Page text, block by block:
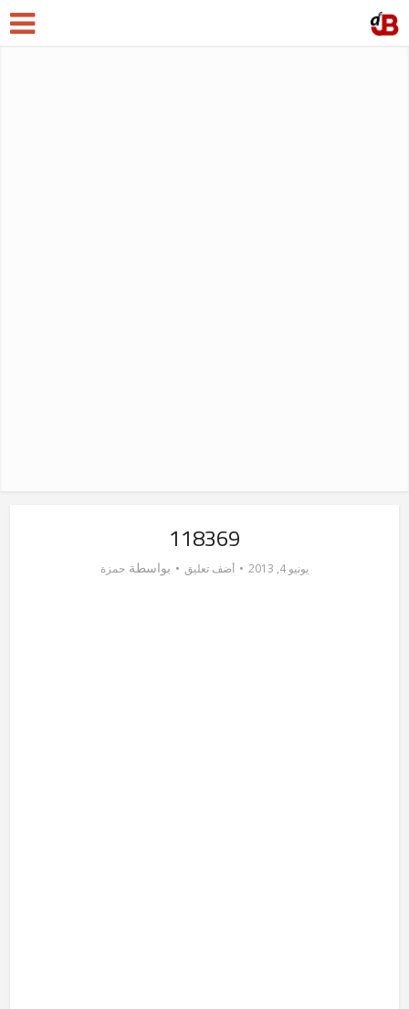
118369
يونيو 4, 2013 أضف تعليق بواسطة حمزة